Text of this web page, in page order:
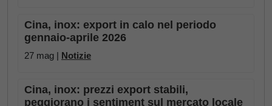
Cina, inox: export in calo nel periodo
gennaio-aprile 2026
27 mag | Notizie
Cina, inox: prezzi export stabili,
peggiorano i sentiment sul mercato locale